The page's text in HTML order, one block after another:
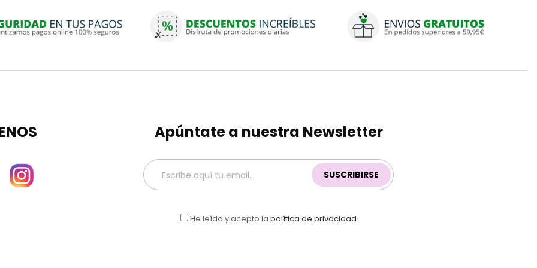
Apúntate a nuestra Newsletter
SUSCRIBIRSE
He leído y acepto la política de privacidad